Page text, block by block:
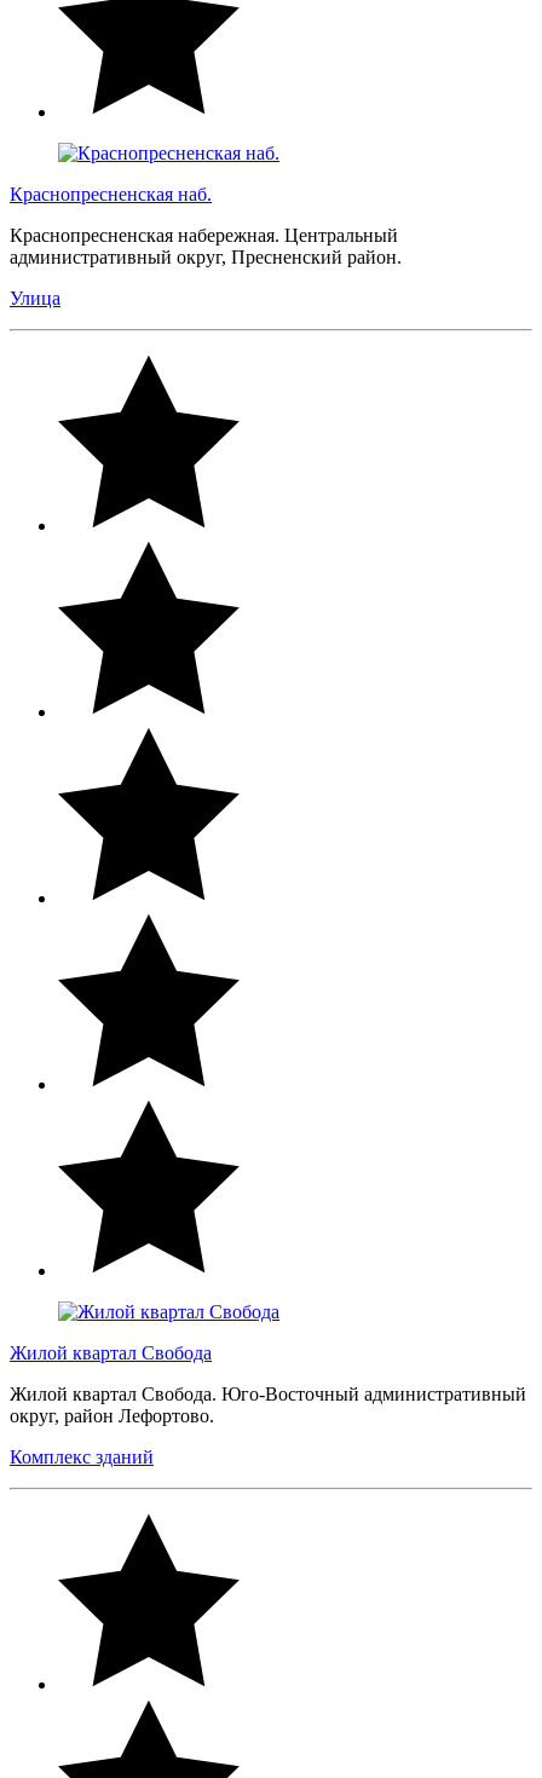
Краснопресненская наб.
Краснопресненская набережная. Центральный
административный округ, Пресненский район.
Улица
Жилой квартал Свобода
Жилой квартал Свобода. Юго-Восточный административный
округ, район Лефортово.
Комплекс зданий